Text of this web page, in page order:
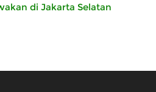
di Jakarta Selatan